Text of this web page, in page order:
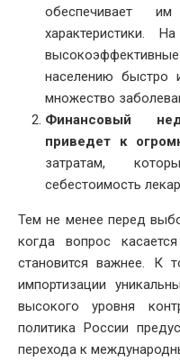
обеспечивает
характеристики.
населению быстро
множество
Финансовый
приведет к
затратам,
себестоимость
Тем не менее перед
когда вопрос
становится важнее. К
импортизации
высокого уровня
политика России
перехода к